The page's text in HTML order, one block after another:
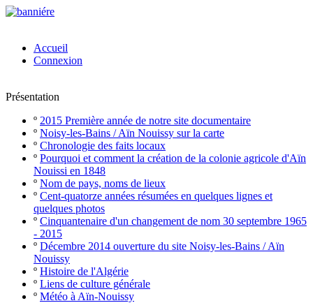
Accueil
Connexion
Présentation
º 2015 Première année de notre site documentaire
º Noisy-les-Bains / Aïn Nouissy sur la carte
º Chronologie des faits locaux
º Pourquoi et comment la création de la colonie agricole d'Aïn
Nouissi en 1848
º Nom de pays, noms de lieux
º Cent-quatorze années résumées en quelques lignes et
quelques photos
º Cinquantenaire d'un changement de nom 30 septembre 1965
- 2015
º Décembre 2014 ouverture du site Noisy-les-Bains / Aïn
Nouissy
º Histoire de l'Algérie
º Liens de culture générale
º Météo à Aïn-Nouissy